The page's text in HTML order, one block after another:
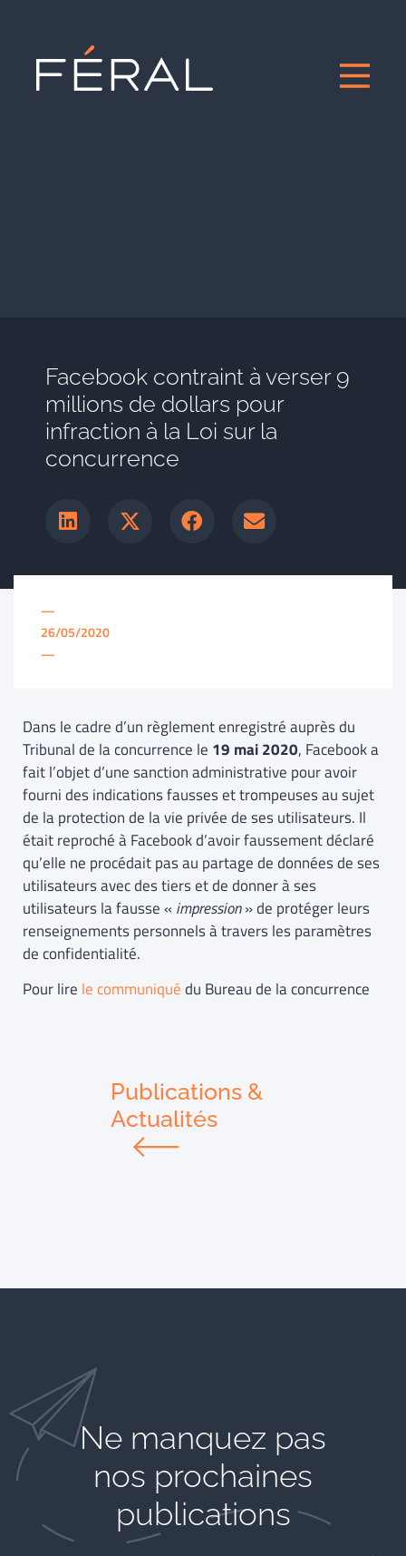
Facebook contraint à verser 9
millions de dollars pour
infraction à la Loi sur la
concurrence
—
26/05/2020
—
Dans le cadre d’un règlement enregistré auprès du
Tribunal de la concurrence le 19 mai 2020, Facebook a
fait l’objet d’une sanction administrative pour avoir
fourni des indications fausses et trompeuses au sujet
de la protection de la vie privée de ses utilisateurs. Il
était reproché à Facebook d’avoir faussement déclaré
qu’elle ne procédait pas au partage de données de ses
utilisateurs avec des tiers et de donner à ses
utilisateurs la fausse « impression» de protéger leurs
renseignements personnels à travers les paramètres
de confidentialité.
Pour lire le communiquédu Bureau de la concurrence
Publications &
Actualités
Ne manquez pas
nos prochaines
publications